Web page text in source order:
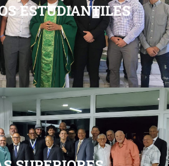
ESTUDIANTILES